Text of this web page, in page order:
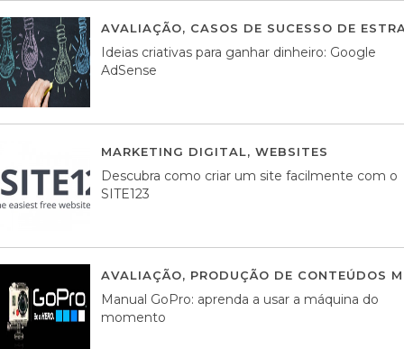
AVALIAÇÃO, CASOS DE SUCESSO DE
Ideias criativas para ganhar dinheiro: Google
AdSense
MARKETING DIGITAL, WEBSITES
Descubra como criar um site facilmente com o
SITE123
AVALIAÇÃO, PRODUÇÃO DE CONTEÚDOS
Manual GoPro: aprenda a usar a máquina do
momento